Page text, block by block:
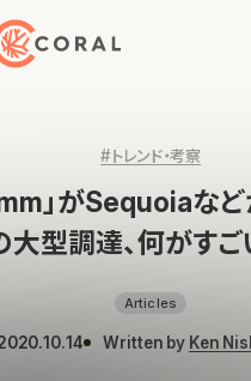
ップページへ戻る
#トレンド・考察
」がSequoiaな
大型調達、何がすご
Articles
Written by Ken